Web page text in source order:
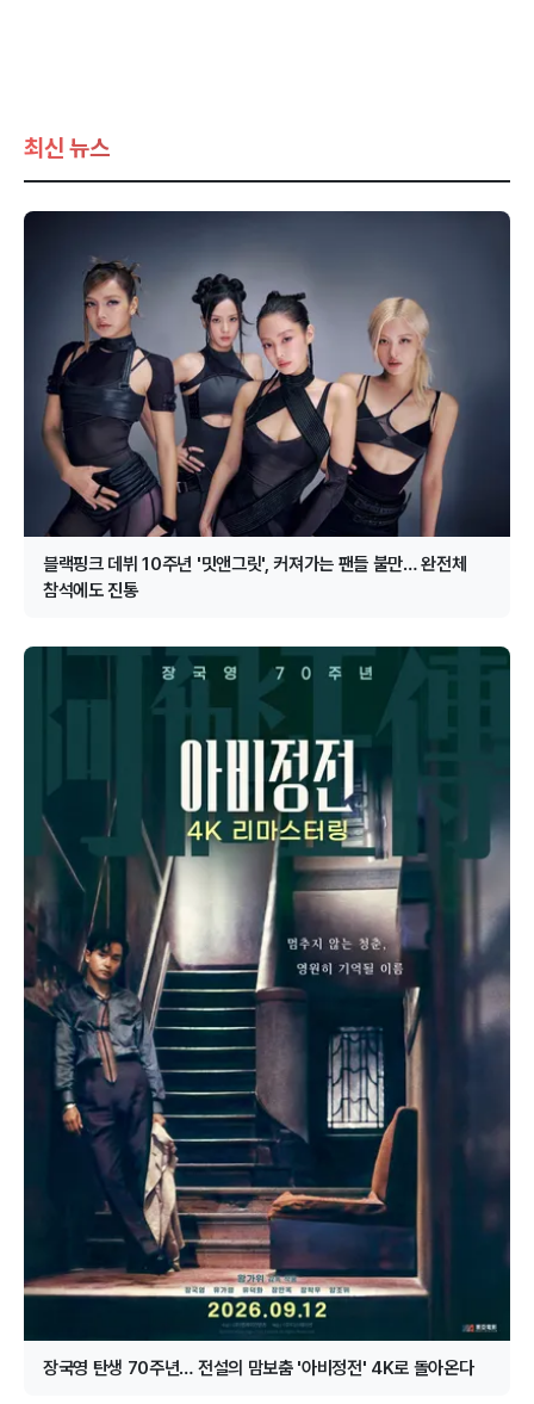
최신 뉴스
블랙핑크 데뷔 10주년 '밋앤그릿', 커져가는 팬들 불만… 완전체
참석에도 진통
장국영 탄생 70주년… 전설의 맘보춤 '아비정전' 4K로 돌아온다